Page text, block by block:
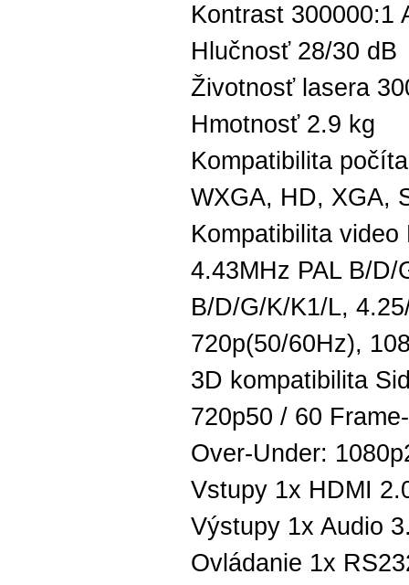
Kontrast 300000:1
Hlučnosť 28/30 dB
Životnosť lasera
Hmotnosť 2.9 kg
Kompatibilita
WXGA, HD, XGA,
Kompatibilita
4.43MHz PAL B/
B/D/G/K/K1/L,
720p(50/60Hz),
3D kompatibilita
720p50 / 60
Over-Under:
Vstupy 1x HDMI
Výstupy 1x Audio
Ovládanie 1x